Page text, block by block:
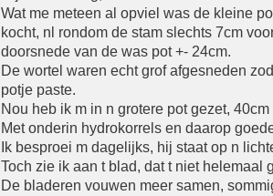
Wat me meteen al opviel was de kleine
kocht, nl rondom de stam slechts 7cm
doorsnede van de was pot +- 24cm.
De wortel waren echt grof afgesneden
potje paste.
Nou heb ik m in n grotere pot gezet,
Met onderin hydrokorrels en daarop
Ik besproei m dagelijks, hij staat op n
Toch zie ik aan t blad, dat t niet helemaal
De bladeren vouwen meer samen,